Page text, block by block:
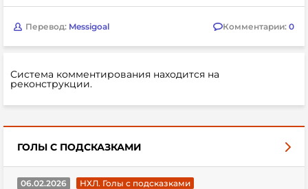
Перевод: Messigoal Комментарии: 0
Система комментирования находится на
реконструкции.
ГОЛЫ С ПОДСКАЗКАМИ
06.02.2026
НХЛ. Голы с подсказками